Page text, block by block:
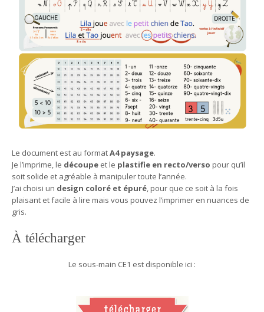
Le document est au formatA4 paysage.
Je l’imprime, le découpe et le plastifie en recto/verso pour qu’il
soit solide et agréable à manipuler toute l’année.
J’ai choisi un design coloré et épuré, pour que ce soit à la fois
plaisant et facile à lire mais vous pouvez l’imprimer en nuances de
gris.
À télécharger
Le sous-main CE1 est disponible ici :